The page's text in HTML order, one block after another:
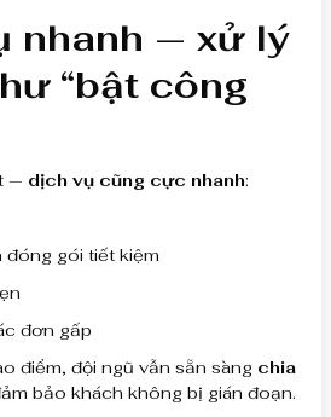
nhanh — xử lý
“bật công
— dịch vụ cũng cực nhanh:
đóng gói tiết kiệm
đơn gấp
điểm, đội ngũ vẫn sẵn sàng chia
bảo khách không bị gián đoạn.